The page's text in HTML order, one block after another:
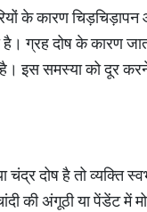
के कारण
है। ग्रह दोष के कारण
इस समस्या को दूर
दोष है तो व्यक्ति
की अंगूठी या पेंडेंट में